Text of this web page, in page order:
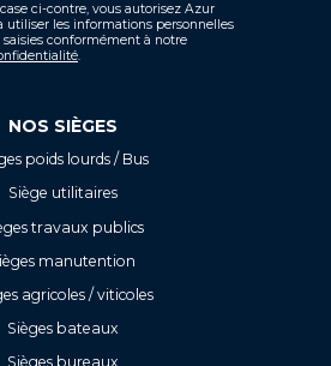
ci-contre, vous autorisez Azur
utiliser les informations personnelles
saisies conformément à notre
.
NOS SIÈGES
poids lourds / Bus
Siège utilitaires
travaux publics
manutention
agricoles / viticoles
Sièges bateaux
Sièges bureaux